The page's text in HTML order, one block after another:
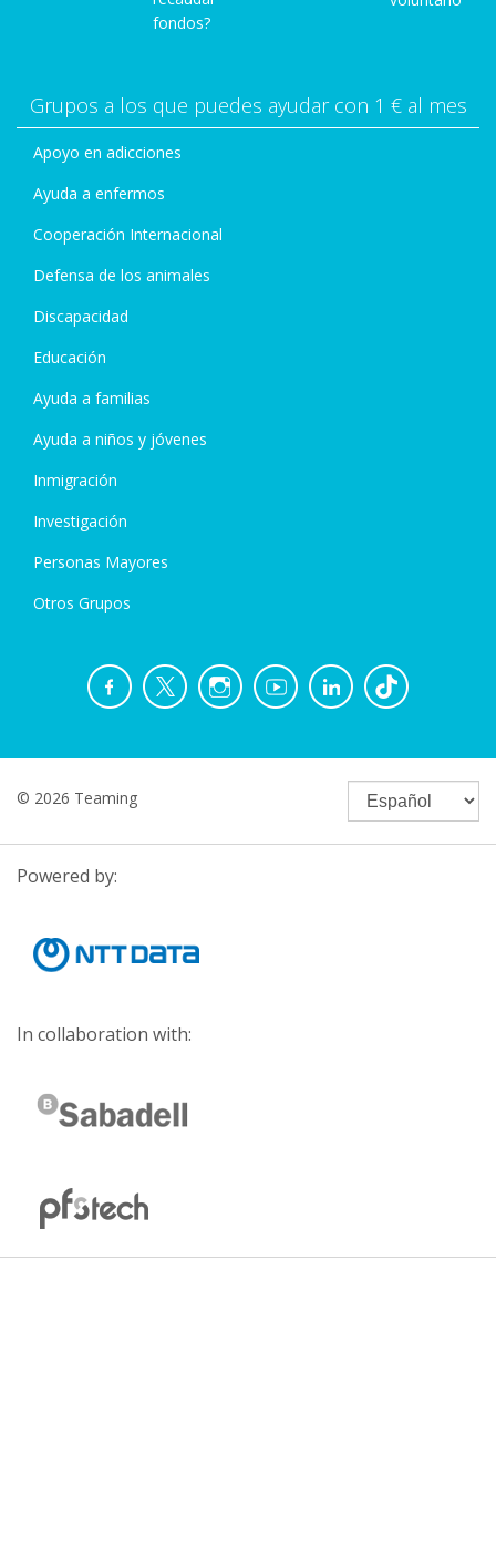
fondos?
Grupos a los que puedes ayudar con 1 € al mes
Apoyo en adicciones
Ayuda a enfermos
Cooperación Internacional
Defensa de los animales
Discapacidad
Educación
Ayuda a familias
Ayuda a niños y jóvenes
Inmigración
Investigación
Personas Mayores
Otros Grupos
© 2026 Teaming
Powered by:
In collaboration with: